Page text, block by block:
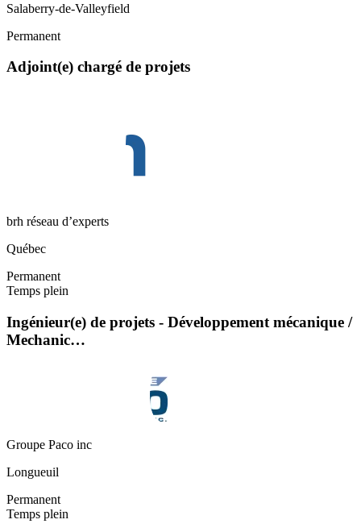
Salaberry-de-Valleyfield
Permanent
Adjoint(e) chargé de projets
brh réseau d’experts
Québec
Permanent
Temps plein
Ingénieur(e) de projets - Développement mécanique /
Mechanic…
Groupe Paco inc
Longueuil
Permanent
Temps plein